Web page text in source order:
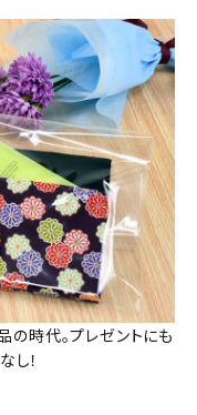
の時代。プレゼントにも
し！